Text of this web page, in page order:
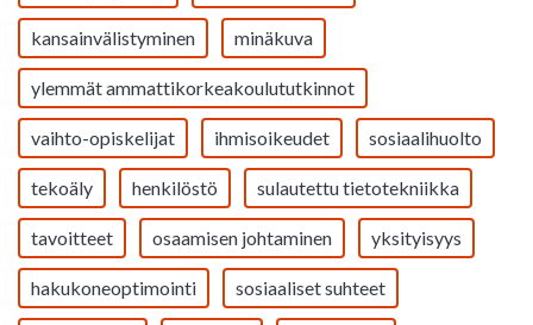
kansainvälistyminen minäkuva
ylemmät ammattikorkeakoulututkinnot
vaihto-opiskelijat ihmisoikeudet sosiaalihuolto
tekoäly henkilöstö sulautettu tietotekniikka
tavoitteet osaamisen johtaminen yksityisyys
hakukoneoptimointi sosiaaliset suhteet